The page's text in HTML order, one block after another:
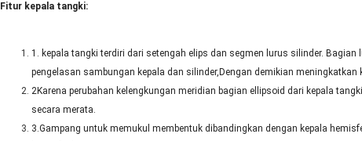
Fitur kepala tangki:
1. kepala tangki terdiri dari setengah elips dan segmen lurus silinder.
pengelasan sambungan kepala dan silinder,Dengan demikian meningkatkan
2Karena perubahan kelengkungan meridian bagian ellipsoid dari kepala
secara merata.
3.Gampang untuk memukul membentuk dibandingkan dengan kepala